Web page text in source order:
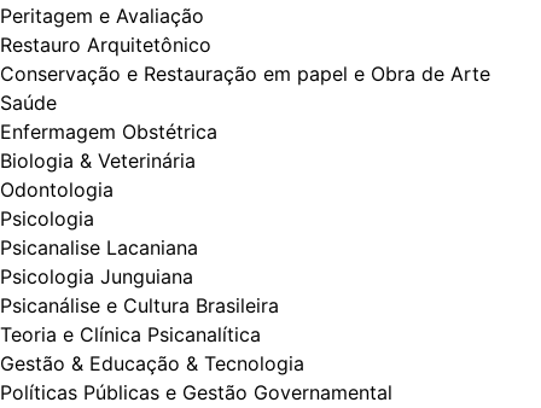
Peritagem e Avaliação
Restauro Arquitetônico
Conservação e Restauração em papel e Obra de Arte
Saúde
Enfermagem Obstétrica
Biologia & Veterinária
Odontologia
Psicologia
Psicanalise Lacaniana
Psicologia Junguiana
Psicanálise e Cultura Brasileira
Teoria e Clínica Psicanalítica
Gestão & Educação & Tecnologia
Políticas Públicas e Gestão Governamental